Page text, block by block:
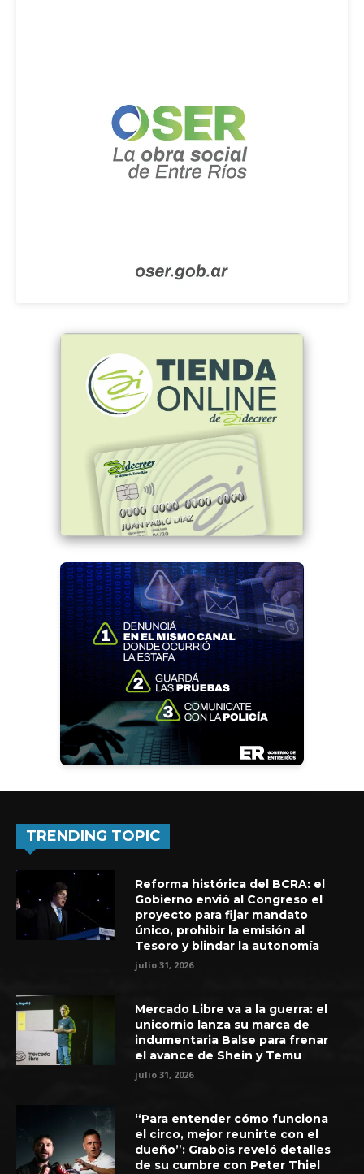
TRENDING TOPIC
Reforma histórica del BCRA: el
Gobierno envió al Congreso el
proyecto para fijar mandato
único, prohibir la emisión al
Tesoro y blindar la autonomía
julio 31, 2026
Mercado Libre va a la guerra: el
unicornio lanza su marca de
indumentaria Balse para frenar
el avance de Shein y Temu
julio 31, 2026
“Para entender cómo funciona
el circo, mejor reunirte con el
dueño”: Grabois reveló detalles
de su cumbre con Peter Thiel